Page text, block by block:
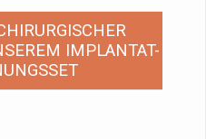
IMPLANTAT-